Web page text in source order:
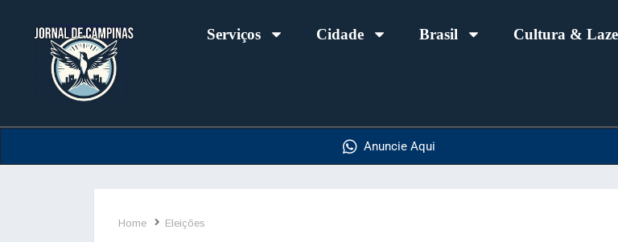
Serviços Cidade Brasil Cultura &
Anuncie Aqui
Home Eleições